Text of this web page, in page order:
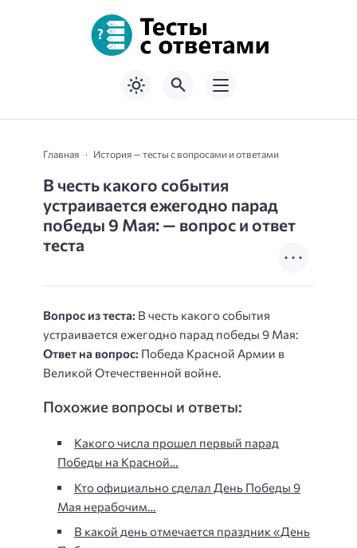
Главная История — тесты с вопросами и ответами
В честь какого события
устраивается ежегодно парад
победы 9 Мая: — вопрос и ответ
теста
Вопрос из теста: В честь какого события
устраивается ежегодно парад победы 9 Мая:
Ответ на вопрос: Победа Красной Армии в
Великой Отечественной войне.
Похожие вопросы и ответы:
Какого числа прошел первый парад
Победы на Красной…
Кто официально сделал День Победы 9
Мая нерабочим…
В какой день отмечается праздник «День